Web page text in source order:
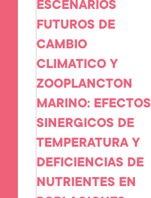
ESCENARIOS
FUTUROS DE
CAMBIO
CLIMATICO Y
ZOOPLANCTON
MARINO: EFECTOS
SINERGICOS DE
TEMPERATURA Y
DEFICIENCIAS DE
NUTRIENTES EN